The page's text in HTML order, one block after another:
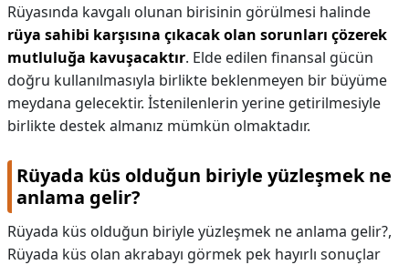
Rüyasında kavgalı olunan birisinin görülmesi halinde
rüya sahibi karşısına çıkacak olan sorunları çözerek
mutluluğa kavuşacaktır. Elde edilen finansal gücün
doğru kullanılmasıyla birlikte beklenmeyen bir büyüme
meydana gelecektir. İstenilenlerin yerine getirilmesiyle
birlikte destek almanız mümkün olmaktadır.
Rüyada küs olduğun biriyle yüzleşmek ne
anlama gelir?
Rüyada küs olduğun biriyle yüzleşmek ne anlama gelir?,
Rüyada küs olan akrabayı görmek pek hayırlı sonuçlar